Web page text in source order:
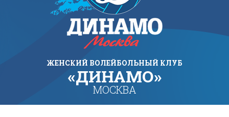
ЖЕНСКИЙ ВОЛЕЙБОЛЬНЫЙ КЛУБ
«ДИНАМО»
МОСКВА